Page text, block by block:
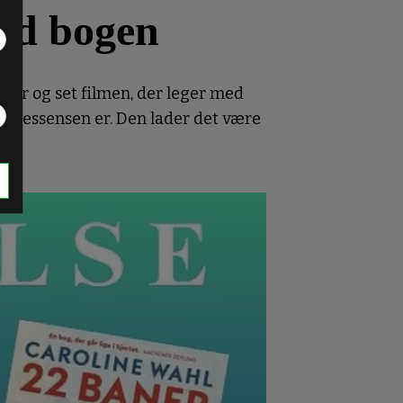
bogen
og set filmen, der leger med
essensen er. Den lader det være